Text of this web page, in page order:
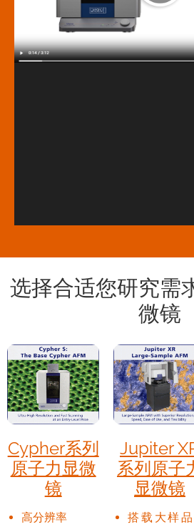
选择合适您研究需
微镜
Cypher系列
原子力显微
镜
高分辨率
Jupiter
系列原子
显微镜
搭载大样